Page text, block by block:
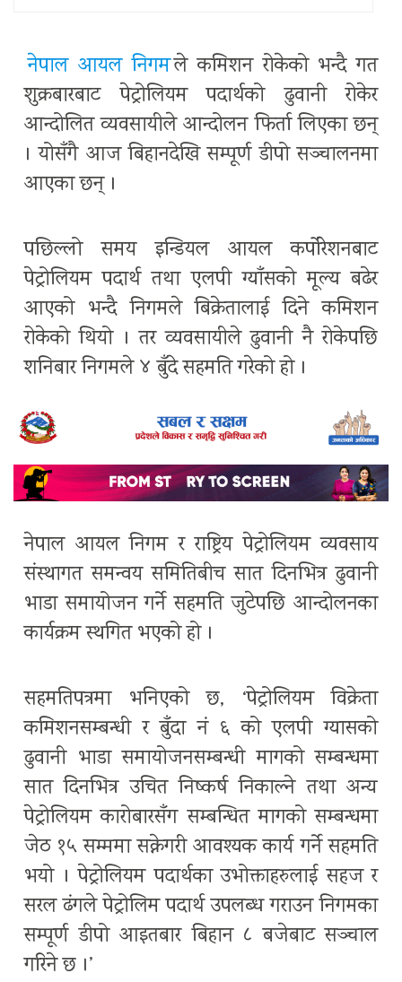
नेपाल आयल निगमले कमिशन रोकेको भन्दै गत
शुक्रबारबाट पेट्रोलियम पदार्थको ढुवानी रोकेर
आन्दोलित व्यवसायीले आन्दोलन फिर्ता लिएका छन्
। योसँगै आज बिहानदेखि सम्पूर्ण डीपो सञ्चालनमा
आएका छन् ।
पछिल्लो समय इन्डियल आयल कर्पोरेशनबाट
पेट्रोलियम पदार्थ तथा एलपी ग्याँसको मूल्य बढेर
आएको भन्दै निगमले बिक्रेतालाई दिने कमिशन
रोकेको थियो । तर व्यवसायीले ढुवानी नै रोकेपछि
शनिबार निगमले ४ बुँदे सहमति गरेको हो ।
नेपाल आयल निगम र राष्ट्रिय पेट्रोलियम व्यवसाय
संस्थागत समन्वय समितिबीच सात दिनभित्र ढुवानी
भाडा समायोजन गर्ने सहमति जुटेपछि आन्दोलनका
कार्यक्रम स्थगित भएको हो ।
सहमतिपत्रमा भनिएको छ, ‘पेट्रोलियम विक्रेता
कमिशनसम्बन्धी र बुँदा नं ६ को एलपी ग्यासको
ढुवानी भाडा समायोजनसम्बन्धी मागको सम्बन्धमा
सात दिनभित्र उचित निष्कर्ष निकाल्ने तथा अन्य
पेट्रोलियम कारोबारसँग सम्बन्धित मागको सम्बन्धमा
जेठ १५ सम्ममा सक्नेगरी आवश्यक कार्य गर्ने सहमति
भयो । पेट्रोलियम पदार्थका उभोक्ताहरुलाई सहज र
सरल ढंगले पेट्रोलिम पदार्थ उपलब्ध गराउन निगमका
सम्पूर्ण डीपो आइतबार बिहान ८ बजेबाट सञ्चाल
गरिने छ ।’